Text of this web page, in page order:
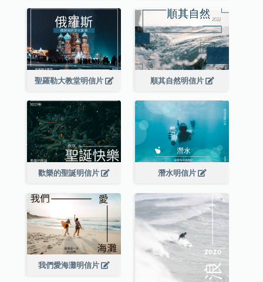
聖羅勒大教堂明信片 順其自然明信片
歡樂的聖誕明信片 潛水明信片
我們愛海灘明信片